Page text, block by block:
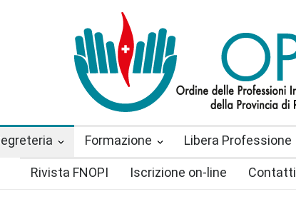
Formazione Libera Professione
Rivista FNOPI Iscrizione on-line Contatti